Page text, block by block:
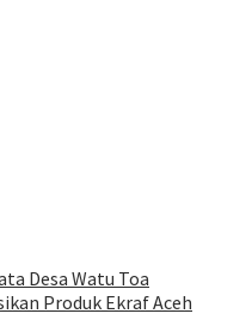
Desa Watu Toa
Produk Ekraf Aceh